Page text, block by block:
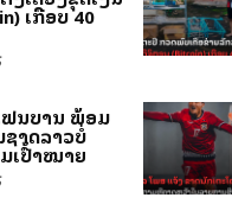
ເກືອບ 40
ຟນບານ ພ້ອມ
ຊາດລາວບໍ່
ມເປົ້າໝາຍ